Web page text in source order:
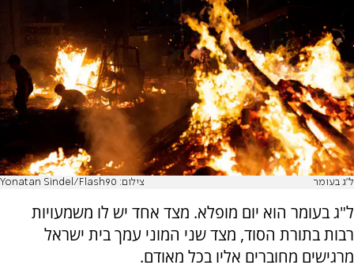
ל"ג בעומר צילום: Yonatan Sindel/Flash90
ל"ג בעומר הוא יום מופלא. מצד אחד יש לו משמעויות
רבות בתורת הסוד, מצד שני המוני עמך בית ישראל
מרגישים מחוברים אליו בכל מאודם.